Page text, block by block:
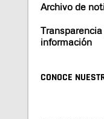
Archivo de
información
CONOCE